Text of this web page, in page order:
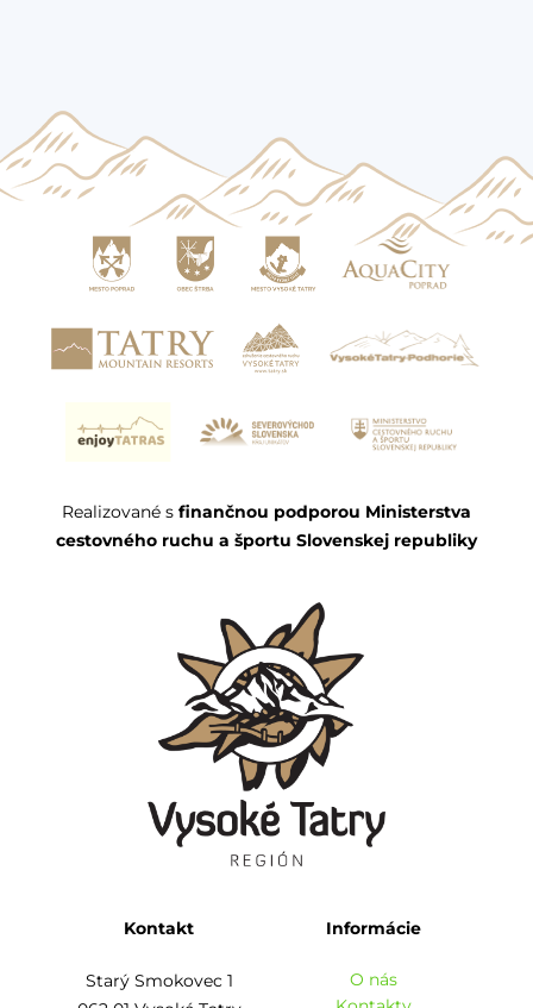
Realizované s finančnou podporou Ministerstva
cestovného ruchu a športu Slovenskej republiky
Kontakt
Starý Smokovec 1
Informácie
O nás